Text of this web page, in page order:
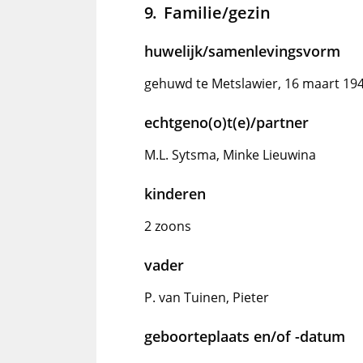
Familie/gezin
huwelijk/samenlevingsvorm
gehuwd te Metslawier, 16 maart
echtgeno(o)t(e)/partner
M.L. Sytsma, Minke Lieuwina
kinderen
2 zoons
vader
P. van Tuinen, Pieter
geboorteplaats en/of -datum